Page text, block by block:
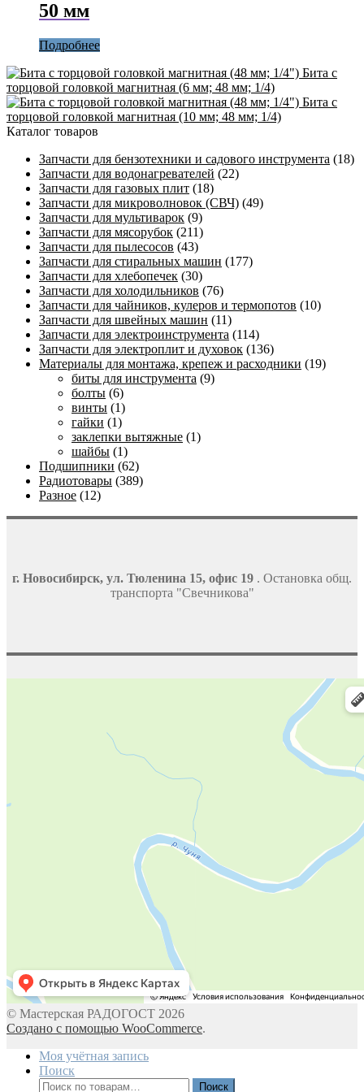
50 мм
Подробнее
Бита с
торцовой головкой магнитная (6 мм; 48 мм; 1/4)
Бита с
торцовой головкой магнитная (10 мм; 48 мм; 1/4)
Каталог товаров
Запчасти для бензотехники и садового инструмента (18)
Запчасти для водонагревателей (22)
Запчасти для газовых плит (18)
Запчасти для микроволновок (СВЧ) (49)
Запчасти для мультиварок (9)
Запчасти для мясорубок (211)
Запчасти для пылесосов (43)
Запчасти для стиральных машин (177)
Запчасти для хлебопечек (30)
Запчасти для холодильников (76)
Запчасти для чайников, кулеров и термопотов (10)
Запчасти для швейных машин (11)
Запчасти для электроинструмента (114)
Запчасти для электроплит и духовок (136)
Материалы для монтажа, крепеж и расходники (19)
биты для инструмента (9)
болты (6)
винты (1)
гайки (1)
заклепки вытяжные (1)
шайбы (1)
Подшипники (62)
Радиотовары (389)
Разное (12)
г. Новосибирск, ул. Тюленина 15, офис 19 . Остановка общ.
транспорта "Свечникова"
© Мастерская РАДОГОСТ 2026
Создано с помощью WooCommerce.
Моя учётная запись
Поиск
Искать:
Поиск